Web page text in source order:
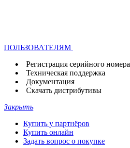
ПОЛЬЗОВАТЕЛЯМ
Регистрация серийного номера
Техническая поддержка
Документация
Скачать дистрибутивы
Закрыть
Купить у партнёров
Купить онлайн
Задать вопрос о покупке